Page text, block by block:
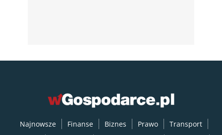
Najnowsze Finanse Biznes Prawo
Transport